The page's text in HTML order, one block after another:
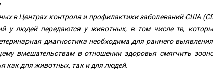
в Центрах контроля и профилактики заболеваний США
у людей передаются у животных, в том числе те,
диагностика необходима для раннего
вмешательствам в отношении здоровья смягчить
как для животных, так и для людей.